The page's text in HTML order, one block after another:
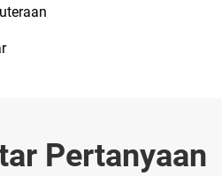
Pertanyaan